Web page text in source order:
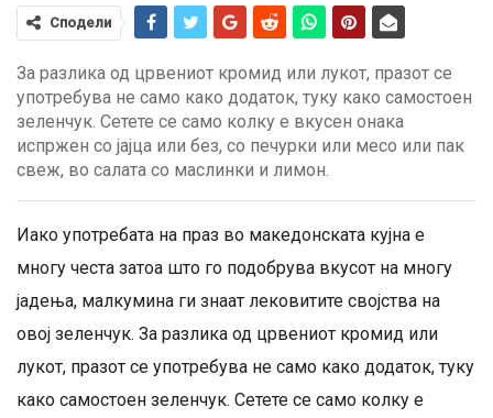
Сподели
За разлика од црвениот кромид или лукот, празот се
употребува не само како додаток, туку како самостоен
зеленчук. Сетете се само колку е вкусен онака
испржен со јајца или без, со печурки или месо или пак
свеж, во салата со маслинки и лимон.
Иако употребата на праз во македонската кујна е
многу честа затоа што го подобрува вкусот на многу
јадења, малкумина ги знаат лековитите својства на
овој зеленчук. За разлика од црвениот кромид или
лукот, празот се употребува не само како додаток, туку
како самостоен зеленчук. Сетете се само колку е